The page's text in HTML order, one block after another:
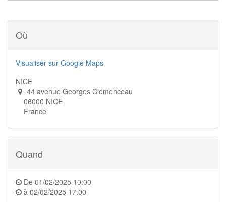
Où
Visualiser sur Google Maps
NICE
44 avenue Georges Clémenceau
06000 NICE
France
Quand
De 01/02/2025 10:00
à 02/02/2025 17:00